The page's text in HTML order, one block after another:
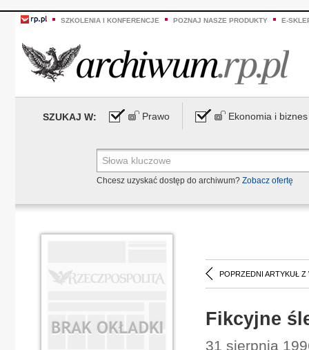
SZKOLENIA I KONFERENCJE POZNAJ NASZE PRODUKTY E-
SZUKAJ W: Prawo Ekonomia i biznes
Chcesz uzyskać dostęp do archiwum? Zobacz ofertę
POPRZEDNI ARTYKUŁ Z
Fikcyjne
31 sierpnia